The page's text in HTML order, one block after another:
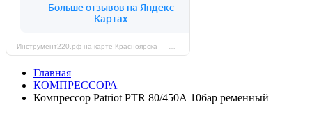
Главная
КОМПРЕССОРА
Компрессор Patriot PTR 80/450А 10бар ременный